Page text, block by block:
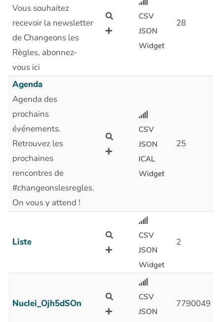
Vous souhaitez
recevoir la newsletter
de Changeons les
Règles, abonnez-
vous ici
CSV
JSON
Widget
28
Agenda
Agenda des
prochains
événements.
Retrouvez les
prochaines
rencontres de
#changeonslesregles.
On vous y attend !
CSV
JSON
ICAL
Widget
25
Liste
CSV
JSON
Widget
2
Nuclei_Ojh5dSOn
CSV
JSON
7790049